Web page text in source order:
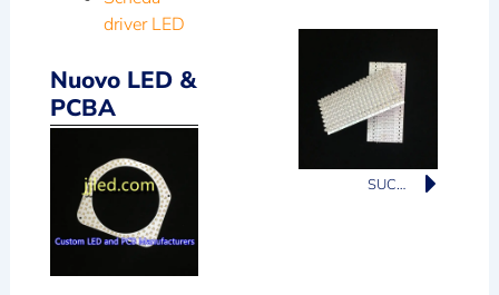
driver LED
Nuovo LED &
PCBA
SUCCESSIVO